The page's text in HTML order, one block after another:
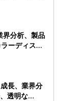
ドごと
2.1）、ア
オフライン、
界分析、製品
ーディスプ
ション別
システム、
および地域
長、業界分
透明な